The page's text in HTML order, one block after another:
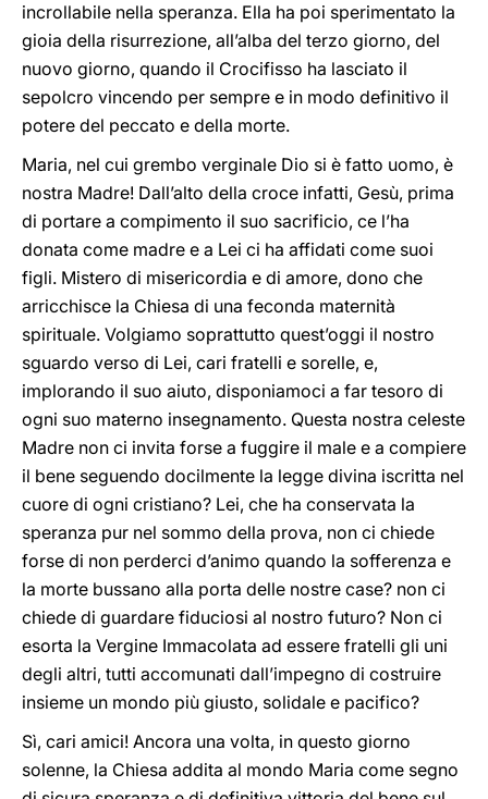
incrollabile nella speranza. Ella ha poi sperimentato la
gioia della risurrezione, all’alba del terzo giorno, del
nuovo giorno, quando il Crocifisso ha lasciato il
sepolcro vincendo per sempre e in modo definitivo il
potere del peccato e della morte.
Maria, nel cui grembo verginale Dio si è fatto uomo, è
nostra Madre! Dall’alto della croce infatti, Gesù, prima
di portare a compimento il suo sacrificio, ce l’ha
donata come madre e a Lei ci ha affidati come suoi
figli. Mistero di misericordia e di amore, dono che
arricchisce la Chiesa di una feconda maternità
spirituale. Volgiamo soprattutto quest’oggi il nostro
sguardo verso di Lei, cari fratelli e sorelle, e,
implorando il suo aiuto, disponiamoci a far tesoro di
ogni suo materno insegnamento. Questa nostra celeste
Madre non ci invita forse a fuggire il male e a compiere
il bene seguendo docilmente la legge divina iscritta nel
cuore di ogni cristiano? Lei, che ha conservata la
speranza pur nel sommo della prova, non ci chiede
forse di non perderci d’animo quando la sofferenza e
la morte bussano alla porta delle nostre case? non ci
chiede di guardare fiduciosi al nostro futuro? Non ci
esorta la Vergine Immacolata ad essere fratelli gli uni
degli altri, tutti accomunati dall’impegno di costruire
insieme un mondo più giusto, solidale e pacifico?
Sì, cari amici! Ancora una volta, in questo giorno
solenne, la Chiesa addita al mondo Maria come segno